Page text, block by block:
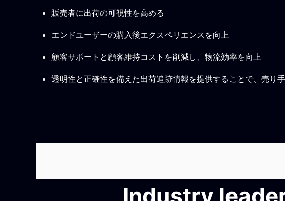
販売者に出荷の可視性を高める
エンドユーザーの購入後エクスペリエンスを向上
顧客サポートと顧客維持コストを削減し、物流効率を向上
透明性と正確性を備えた出荷追跡情報を提供することで、売り